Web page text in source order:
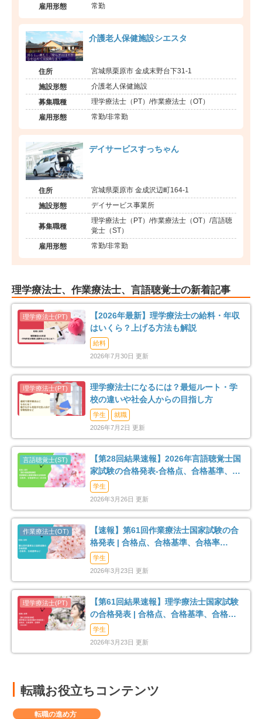
雇用形態 常勤
介護老人保健施設シエスタ
住所 宮城県栗原市 金成末野台下31-1
施設形態 介護老人保健施設
募集職種 理学療法士（PT）/作業療法士（OT）
雇用形態 常勤/非常勤
デイサービスすっちゃん
住所 宮城県栗原市 金成沢辺町164-1
施設形態 デイサービス事業所
募集職種
理学療法士（PT）/作業療法士（OT）/言語聴
覚士（ST）
雇用形態 常勤/非常勤
理学療法士、作業療法士、言語聴覚士の新着記事
【2026年最新】理学療法士の給料・年収
はいくら？上げる方法も解説
給料
2026年7月30日 更新
理学療法士になるには？最短ルート・学
校の違いや社会人からの目指し方
学生
就職
2026年7月2日 更新
【第28回結果速報】2026年言語聴覚士国
家試験の合格発表-合格点、合格基準、合
格率など-
学生
2026年3月26日 更新
【速報】第61回作業療法士国家試験の合
格発表 | 合格点、合格基準、合格率
（2026年）
学生
2026年3月23日 更新
【第61回結果速報】理学療法士国家試験
の合格発表 | 合格点、合格基準、合格率
（2026年）
学生
2026年3月23日 更新
転職お役立ちコンテンツ
転職の進め方